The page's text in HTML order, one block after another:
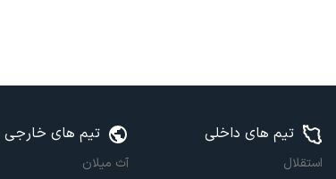
تیم های داخلی
استقلال
تیم های خارجی
آث میلان